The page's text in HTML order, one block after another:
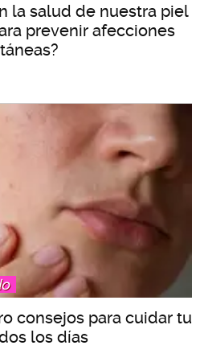
la salud de nuestra piel
prevenir afecciones
consejos para cuidar tu
los días